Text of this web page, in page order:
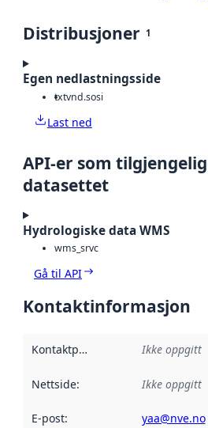
Distribusjoner 1
Egen nedlastningsside
txtvnd.sosi
Last ned
API-er som
datasettet
Hydrologiske data WMS
wms_srvc
Gå til API
Kontaktinformasjon
Kontaktpunkt Ikke oppgitt
Nettside: Ikke oppgitt
E-post: yaa@nve.no